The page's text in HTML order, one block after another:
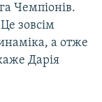
Чемпіонів.
зовсім
а отже
Дарія